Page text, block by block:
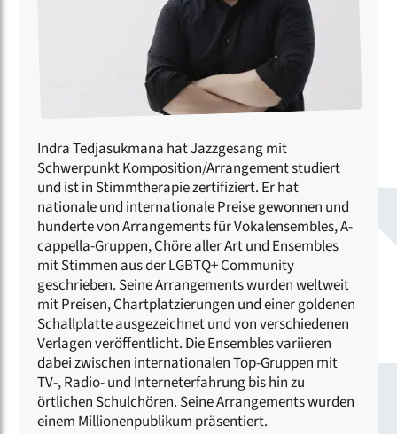
Indra Tedjasukmana hat Jazzgesang mit
Schwerpunkt Komposition/Arrangement studiert
und ist in Stimmtherapie zertifiziert. Er hat
nationale und internationale Preise gewonnen und
hunderte von Arrangements für Vokalensembles, A-
cappella-Gruppen, Chöre aller Art und Ensembles
mit Stimmen aus der LGBTQ+ Community
geschrieben. Seine Arrangements wurden weltweit
mit Preisen, Chartplatzierungen und einer goldenen
Schallplatte ausgezeichnet und von verschiedenen
Verlagen veröffentlicht. Die Ensembles variieren
dabei zwischen internationalen Top-Gruppen mit
TV-, Radio- und Interneterfahrung bis hin zu
örtlichen Schulchören. Seine Arrangements wurden
einem Millionenpublikum präsentiert.